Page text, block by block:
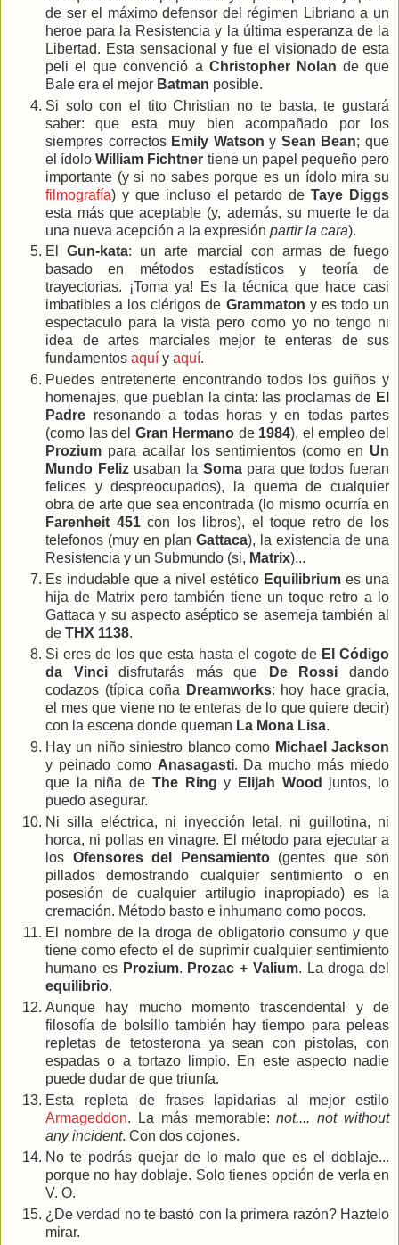
de ser el máximo defensor del régimen Libriano a un
heroe para la Resistencia y la última esperanza de la
Libertad. Esta sensacional y fue el visionado de esta
peli el que convenció a Christopher Nolan de que
Bale era el mejor Batman posible.
Si solo con el tito Christian no te basta, te gustará
saber: que esta muy bien acompañado por los
siempres correctos Emily Watson y Sean Bean; que
el ídoloWilliam Fichtner tiene un papel pequeño pero
importante (y si no sabes porque es un ídolo mira su
filmografía) y que incluso el petardo deTaye Diggs
esta más que aceptable (y, además, su muerte le da
una nueva acepción a la expresión partir la cara).
ElGun-kata: un arte marcial con armas de fuego
basado en métodos estadísticos y teoría de
trayectorias. ¡Toma ya! Es la técnica que hace casi
imbatibles a los clérigos de Grammaton y es todo un
espectaculo para la vista pero como yo no tengo ni
idea de artes marciales mejor te enteras de sus
fundamentos aquí y aquí.
Puedes entretenerte encontrando todos los guiños y
homenajes, que pueblan la cinta: las proclamas de El
Padre resonando a todas horas y en todas partes
(como las del Gran Hermano de 1984), el empleo del
Prozium para acallar los sentimientos (como en Un
Mundo Felizusaban la Somapara que todos fueran
felices y despreocupados), la quema de cualquier
obra de arte que sea encontrada (lo mismo ocurría en
Farenheit 451con los libros), el toque retro de los
telefonos (muy en plan Gattaca), la existencia de una
Resistencia y un Submundo (si, Matrix)...
Es indudable que a nivel estético Equilibrium es una
hija de Matrix pero también tiene un toque retro a lo
Gattaca y su aspecto aséptico se asemeja también al
de THX 1138.
Si eres de los que esta hasta el cogote de El Código
da Vincidisfrutarás más que De Rossi dando
codazos (típica coña
Dreamworks: hoy hace gracia,
el mes que viene no te enteras de lo que quiere decir)
con la escena donde queman La Mona Lisa.
Hay un niño siniestro blanco como Michael Jackson
y peinado como Anasagasti. Da mucho más miedo
que la niña de The Ring y Elijah Wood
juntos, lo
puedo asegurar.
Ni silla eléctrica, ni inyección letal, ni guillotina, ni
horca, ni pollas en vinagre. El método para ejecutar a
los Ofensores del Pensamiento(gentes que son
pillados demostrando cualquier sentimiento o en
posesión de cualquier artilugio inapropiado) es la
cremación. Método basto e inhumano como pocos.
El nombre de la droga de obligatorio consumo y que
tiene como efecto el de suprimir cualquier sentimiento
humano es Prozium. Prozac + Valium. La droga del
equilibrio.
Aunque hay mucho momento trascendental y de
filosofía de bolsillo también hay tiempo para peleas
repletas de tetosterona ya sean con pistolas, con
espadas o a tortazo limpio. En este aspecto nadie
puede dudar de que triunfa.
Esta repleta de frases lapidarias al mejor estilo
Armageddon. La más memorable:not.... not without
any incident. Con dos cojones.
No te podrás quejar de lo malo que es el doblaje...
porque no hay doblaje. Solo tienes opción de verla en
V. O.
¿De verdad no te bastó con la primera razón? Haztelo
mirar.